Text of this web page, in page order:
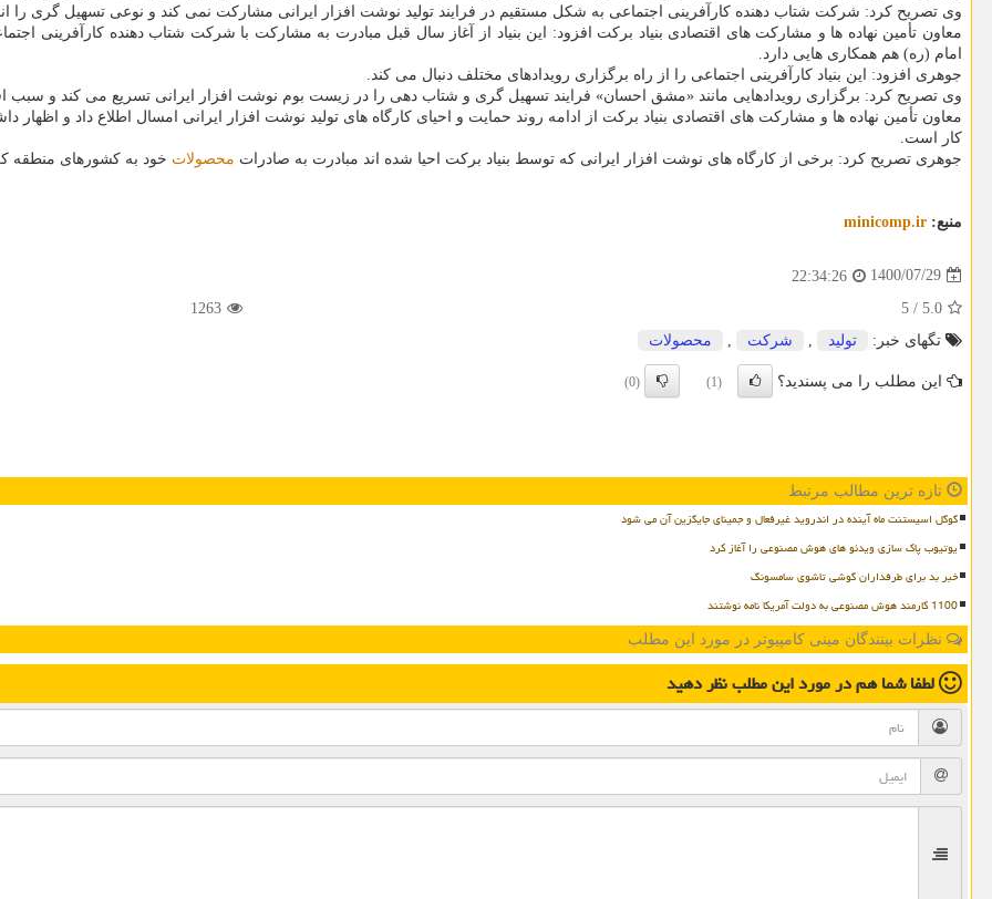
وی تصریح کرد: شرکت شتاب دهنده کارآفرینی اجتماعی به شکل مستقیم در فرایند تولید نوشت افزار ایرانی مشارکت نمی کند و نوعی تسهیل گری را
معاون تأمین نهاده ها و مشارکت های اقتصادی بنیاد برکت افزود: این بنیاد از آغاز سال قبل مبادرت به مشارکت با شرکت شتاب دهنده کارآفرینی
امام (ره) هم همکاری هایی دارد.
جوهری افزود: این بنیاد کارآفرینی اجتماعی را از راه برگزاری رویدادهای مختلف دنبال می کند.
وی تصریح کرد: برگزاری رویدادهایی مانند «مشق احسان» فرایند تسهیل گری و شتاب دهی را در زیست بوم نوشت افزار ایرانی تسریع می کند و
معاون تأمین نهاده ها و مشارکت های اقتصادی بنیاد برکت از ادامه روند حمایت و احیای کارگاه های تولید نوشت افزار ایرانی امسال اطلاع داد و
کار است.
جوهری تصریح کرد: برخی از کارگاه های نوشت افزار ایرانی که توسط بنیاد برکت احیا شده اند مبادرت به صادرات محصولات خود به کشورهای منطقه
منبع: minicomp.ir
1400/07/29
22:34:26
5.0
/
5
1263
تگهای خبر:
تولید , شركت , محصولات
این مطلب را می پسندید؟ (1)
(0)
تازه ترین مطالب مرتبط
گوگل اسیستنت ماه آینده در اندروید غیرفعال و جمینای جایگزین آن می شود
یوتیوب پاک سازی ویدئو های هوش مصنوعی را آغاز کرد
خبر بد برای طرفداران گوشی تاشوی سامسونگ
1100 کارمند هوش مصنوعی به دولت آمریکا نامه نوشتند
نظرات بینندگان مینی کامپیوتر در مورد این مطلب
لطفا شما همدر مورد این مطلبنظر دهید